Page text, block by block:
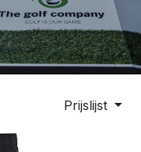
Prijslijst